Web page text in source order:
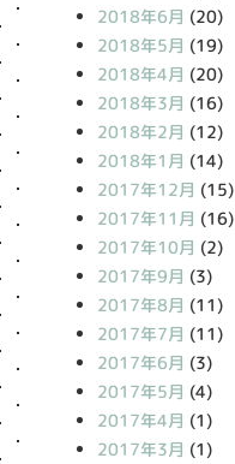
2018年6月 (20)
2018年5月 (19)
2018年4月 (20)
2018年3月 (16)
2018年2月 (12)
2018年1月 (14)
2017年12月 (15)
2017年11月 (16)
2017年10月 (2)
2017年9月 (3)
2017年8月 (11)
2017年7月 (11)
2017年6月 (3)
2017年5月 (4)
2017年4月 (1)
2017年3月 (1)